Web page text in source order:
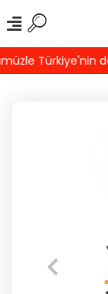
Türkiye'nin